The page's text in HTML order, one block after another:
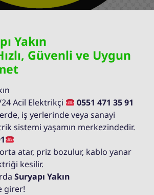
Yakın
Güvenli ve Uygun
Acil Elektrikçi
0551 471 35 91
iş yerlerinde veya sanayi
sistemi yaşamın merkezindedir.
atar, priz bozulur, kablo yanar
kesilir.
Suryapı Yakın
girer!